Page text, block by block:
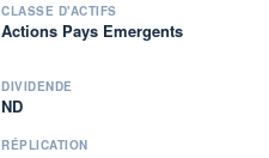
CLASSE D'ACTIFS
Actions Pays Emergents
DIVIDENDE
ND
RÉPLICATION